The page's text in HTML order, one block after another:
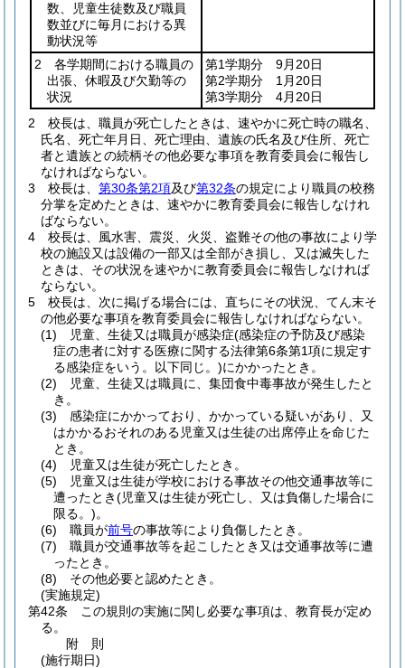
数、児童生徒数及び職員
数並びに毎月における異
動状況等
2 各学期間における職員の
出張、休暇及び欠勤等の
状況
第1学期分 9月20日
第2学期分 1月20日
第3学期分 4月20日
2
校長は、職員が死亡したときは、速やかに死亡時の職名、
氏名、死亡年月日、死亡理由、遺族の氏名及び住所、死亡
者と遺族との続柄その他必要な事項を教育委員会に報告し
なければならない。
3
校長は、 第30条第2項及び第32条の規定により職員の校務
分掌を定めたときは、速やかに教育委員会に報告しなけれ
ばならない。
4
校長は、風水害、震災、火災、盗難その他の事故により学
校の施設又は設備の一部又は全部がき損し、又は滅失した
ときは、その状況を速やかに教育委員会に報告しなければ
ならない。
5
校長は、次に掲げる場合には、直ちにその状況、てん末そ
の他必要な事項を教育委員会に報告しなければならない。
(1)
児童、生徒又は職員が感染症(感染症の予防及び感染
症の患者に対する医療に関する法律第6条第1項に規定す
る感染症をいう。以下同じ。)にかかったとき。
(2)
児童、生徒又は職員に、集団食中毒事故が発生したと
き。
(3)
感染症にかかっており、かかっている疑いがあり、又
はかかるおそれのある児童又は生徒の出席停止を命じた
とき。
(4)
児童又は生徒が死亡したとき。
(5)
児童又は生徒が学校における事故その他交通事故等に
遭ったとき(児童又は生徒が死亡し、又は負傷した場合に
限る。)。
(6)
職員が前号の事故等により負傷したとき。
(7)
職員が交通事故等を起こしたとき又は交通事故等に遭
ったとき。
(8)
その他必要と認めたとき。
(実施規定)
第42条
この規則の実施に関し必要な事項は、教育長が定め
る。
附 則
(施行期日)